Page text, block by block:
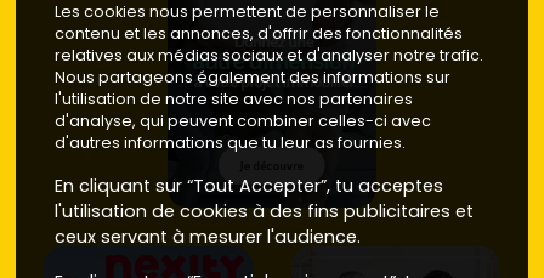
Les cookies nous permettent de personnaliser le
contenu et les annonces, d'offrir des fonctionnalités
relatives aux médias sociaux et d'analyser notre trafic.
Nous partageons également des informations sur
l'utilisation de notre site avec nos partenaires
d'analyse, qui peuvent combiner celles-ci avec
d'autres informations que tu leur as fournies.
En cliquant sur “Tout Accepter”, tu acceptes
l'utilisation de cookies à des fins publicitaires et
ceux servant à mesurer l'audience.